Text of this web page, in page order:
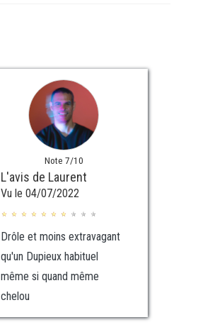
Note 7/10
L'avis de Laurent
Vu le 04/07/2022
Drôle et moins extravagant
qu'un Dupieux habituel
même si quand même
chelou